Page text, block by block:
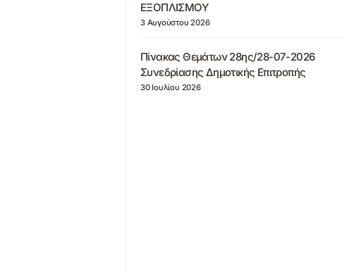
ΕΞΟΠΛΙΣΜΟΥ
3 Αυγούστου 2026
Πίνακας Θεμάτων 28ης/28-07-2026
Συνεδρίασης Δημοτικής Επιτροπής
30 Ιουλίου 2026